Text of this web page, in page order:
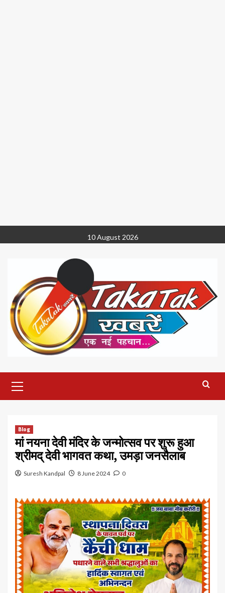
to
10 August 2026
Menu
Blog
मां नयना देवी मंदिर के जन्मोत्सव पर शुरू हुआ
श्रीमद् देवी भागवत कथा, उमड़ा जनसैलाब
Suresh Kandpal 8 June 2024 0